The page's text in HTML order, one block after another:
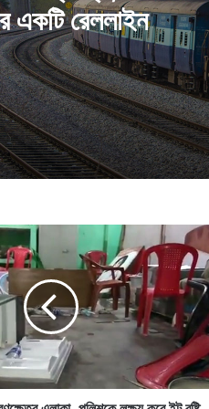
বড় প্রাপ্তি, ৩
একটি রেললাইন
নিমন্ত্রণ করা
আর্থিক জরিমানা